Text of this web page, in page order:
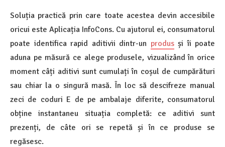
Soluția practică prin care toate acestea devin accesibile
oricui este Aplicația InfoCons. Cu ajutorul ei, consumatorul
poate identifica rapid aditivii dintr-un produsși îi poate
aduna pe măsură ce alege produsele, vizualizând în orice
moment câți aditivi sunt cumulați în coșul de cumpărături
sau chiar la o singură masă. În loc să descifreze manual
zeci de coduri E de pe ambalaje diferite, consumatorul
obține instantaneu situația completă: ce aditivi sunt
prezenți, de câte ori se repetă și în ce produse se
regăsesc.